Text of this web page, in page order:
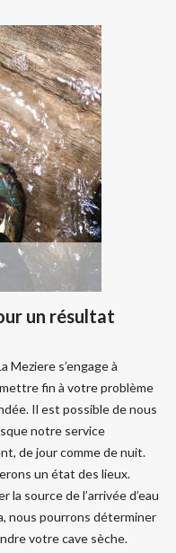
un résultat
Meziere s’engage à
fin à votre problème
Il est possible de nous
notre service
de jour comme de nuit.
un état des lieux.
source de l’arrivée d’eau
nous pourrons déterminer
votre cave sèche.